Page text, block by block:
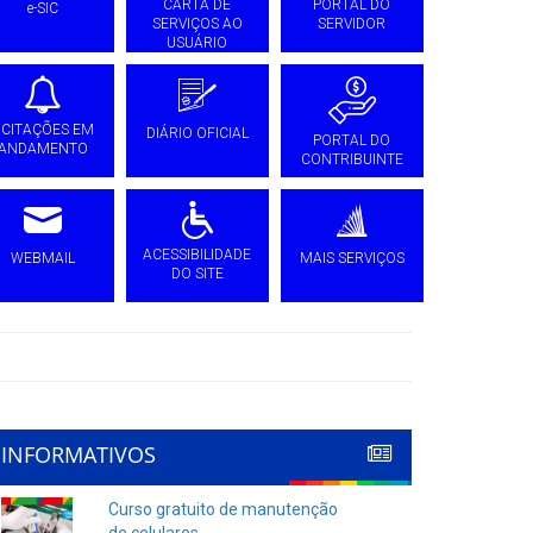
e-SIC
CARTA DE
SERVIÇOS AO
USUÁRIO
PORTAL DO
SERVIDOR
EM
DIÁRIO OFICIAL
PORTAL DO
CONTRIBUINTE
WEBMAIL
ACESSIBILIDADE
DO SITE
MAIS SERVIÇOS
INFORMATIVOS
Curso gratuito de manutenção